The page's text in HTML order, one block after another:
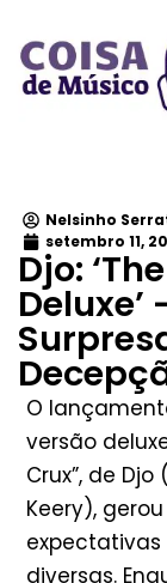
Nelsinho
setembro 11,
Djo:
Deluxe’
O
versão
Crux”, de Djo
Keery), gerou
expectativas
diversas.